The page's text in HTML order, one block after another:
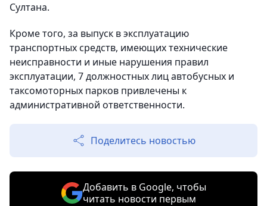
Султана.
Кроме того, за выпуск в эксплуатацию
транспортных средств, имеющих технические
неисправности и иные нарушения правил
эксплуатации, 7 должностных лиц автобусных и
таксомоторных парков привлечены к
административной ответственности.
Поделитесь новостью
Добавить в Google, чтобы
читать новости первым